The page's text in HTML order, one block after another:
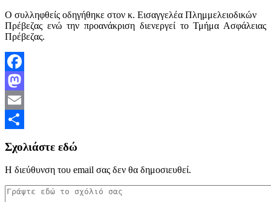
Ο συλληφθείς οδηγήθηκε στον κ. Εισαγγελέα Πλημμελειοδικών
Πρέβεζας ενώ την προανάκριση διενεργεί το Τμήμα Ασφάλειας
Πρέβεζας.
Facebook
Mastodon
Email
Σχολιάστε εδώ
Η διεύθυνση του email σας δεν θα δημοσιευθεί.